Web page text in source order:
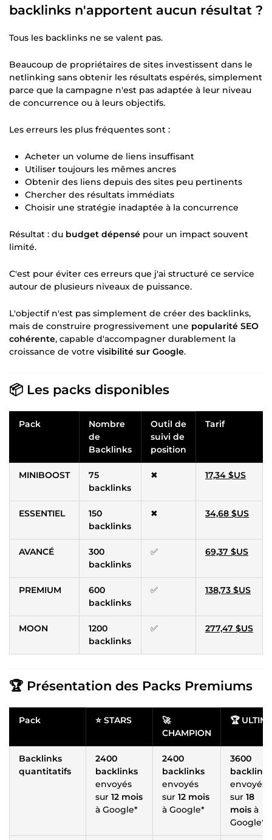
backlinks n'apportent aucun résultat ?
Tous les backlinks ne se valent pas.
Beaucoup de propriétaires de sites investissent dans le
netlinking sans obtenir les résultats espérés, simplement
parce que la campagne n'est pas adaptée à leur niveau
de concurrence ou à leurs objectifs.
Les erreurs les plus fréquentes sont :
Acheter un volume de liens insuffisant
Utiliser toujours les mêmes ancres
Obtenir des liens depuis des sites peu pertinents
Chercher des résultats immédiats
Choisir une stratégie inadaptée à la concurrence
Résultat : du budget dépensé pour un impact souvent
limité.
C'est pour éviter ces erreurs que j'ai structuré ce service
autour de plusieurs niveaux de puissance.
L'objectif n'est pas simplement de créer des backlinks,
mais de construire progressivement une popularité SEO
cohérente, capable d'accompagner durablement la
croissance de votre visibilité sur Google.
📦 Les packs disponibles
Pack
Nombre
de
Backlinks
Outil de
suivi de
position
Tarif
MINIBOOST
75
backlinks
✖ 17,34 $US
ESSENTIEL
150
backlinks
✖ 34,68 $US
AVANCÉ
300
backlinks
✅ 69,37 $US
PREMIUM
600
backlinks
✅ 138,73 $US
MOON
1200
backlinks
✅ 277,47 $US
🏆 Présentation des Packs Premiums
Pack ⭐️ STARS
🚀
CHAMPION
🏆
Backlinks
quantitatifs
2400
backlinks
envoyés
sur 12 mois
à Google*
2400
backlinks
envoyés
sur 12 mois
à Google*
3600
backlinks
envoyés
sur 18
mois à
Google*